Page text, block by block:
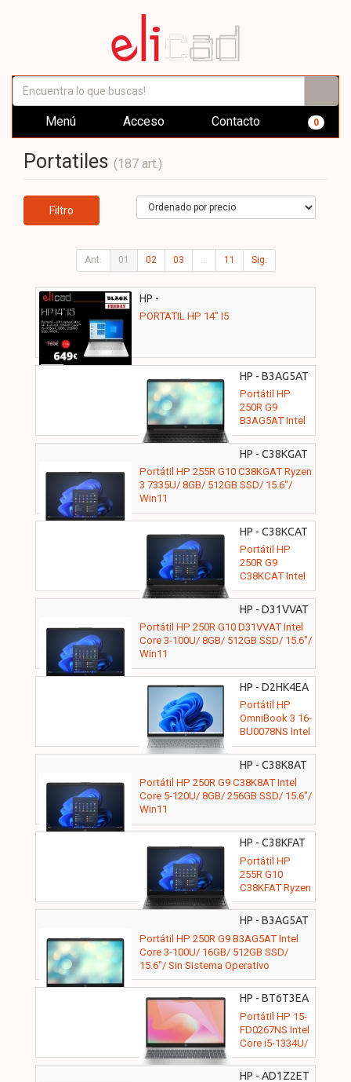
Menú Acceso Contacto 0
Portatiles (187 art.)
Filtro
Ant. 01 02 03 ... 11 Sig.
HP -
PORTATIL HP 14" I5
HP - B3AG5AT
Portátil HP
250R G9
B3AG5AT Intel
Core 3-100U/
8GB/ 512GB
SSD/ 15.6"/ Sin
Sistema
Operativo
HP - C38KGAT
Portátil HP 255R G10 C38KGAT Ryzen
3 7335U/ 8GB/ 512GB SSD/ 15.6"/
Win11
HP - C38KCAT
Portátil HP
250R G9
C38KCAT Intel
Core 3-100U/
8GB/ 512GB
SSD/ 15.6"/
Win11
HP - D31VVAT
Portátil HP 250R G10 D31VVAT Intel
Core 3-100U/ 8GB/ 512GB SSD/ 15.6"/
Win11
HP - D2HK4EA
Portátil HP
OmniBook 3 16-
BU0078NS Intel
Core 3-100U/
8GB/ 512GB
SSD/ 16"/
Win11
HP - C38K8AT
Portátil HP 250R G9 C38K8AT Intel
Core 5-120U/ 8GB/ 256GB SSD/ 15.6"/
Win11
HP - C38KFAT
Portátil HP
255R G10
C38KFAT Ryzen
5 7535U/ 8GB/
512GB SSD/
15.6"/ Win11
HP - B3AG5AT
16GB
Portátil HP 250R G9 B3AG5AT Intel
Core 3-100U/ 16GB/ 512GB SSD/
15.6"/ Sin Sistema Operativo
HP - BT6T3EA
16GB
Portátil HP 15-
FD0267NS Intel
Core i5-1334U/
16GB/ 512GB
SSD/ 15.6"/ Sin
HP - AD1Z2ET